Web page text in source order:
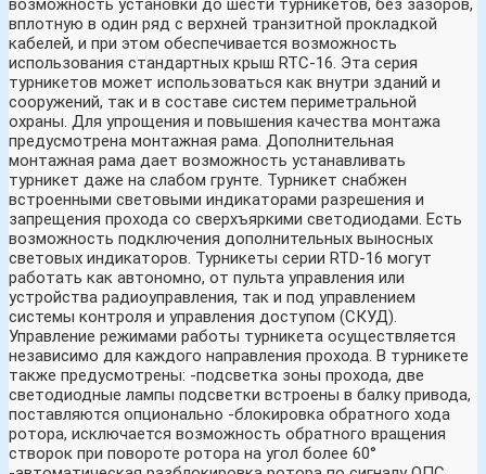
возможность установки до шести турникетов, без зазоров,
вплотную в один ряд с верхней транзитной прокладкой
кабелей, и при этом обеспечивается возможность
использования стандартных крыш RTC-16. Эта серия
турникетов может использоваться как внутри зданий и
сооружений, так и в составе систем периметральной
охраны. Для упрощения и повышения качества монтажа
предусмотрена монтажная рама. Дополнительная
монтажная рама дает возможность устанавливать
турникет даже на слабом грунте. Турникет снабжен
встроенными световыми индикаторами разрешения и
запрещения прохода со сверхъяркими светодиодами. Есть
возможность подключения дополнительных выносных
световых индикаторов. Турникеты серии RTD-16 могут
работать как автономно, от пульта управления или
устройства радиоуправления, так и под управлением
системы контроля и управления доступом (СКУД).
Управление режимами работы турникета осуществляется
независимо для каждого направления прохода. В турникете
также предусмотрены: -подсветка зоны прохода, две
светодиодные лампы подсветки встроены в балку привода,
поставляются опционально -блокировка обратного хода
ротора, исключается возможность обратного вращения
створок при повороте ротора на угол более 60°